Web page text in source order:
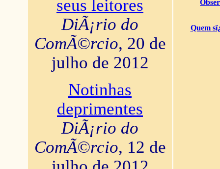
seus leitores
DiÃ¡rio do
ComÃ©rcio, 20 de
julho de 2012
Notinhas
deprimentes
DiÃ¡rio do
ComÃ©rcio, 12 de
Quem